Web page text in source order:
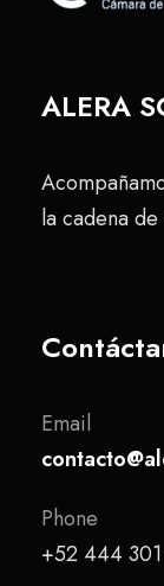
ALERA
la cadena
Email
Phone
+52 444